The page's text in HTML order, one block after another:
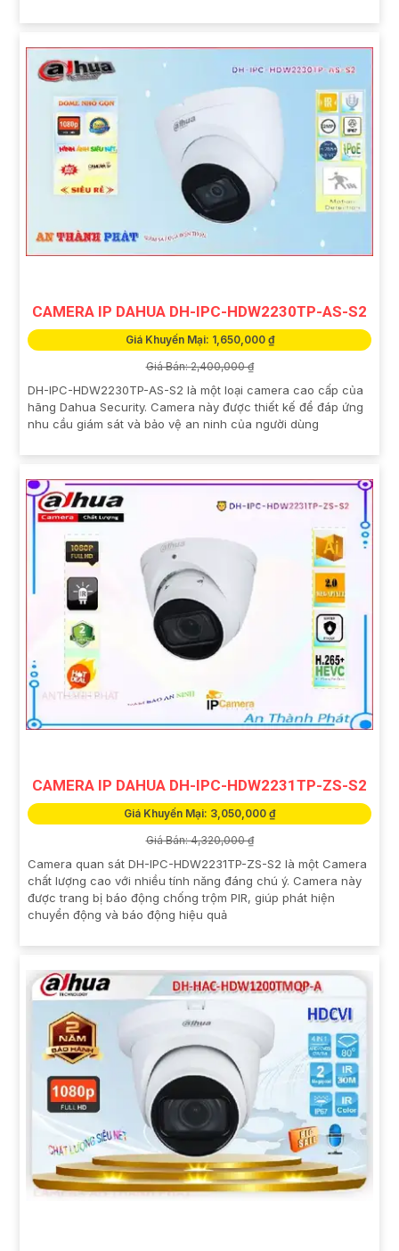
CAMERA IP DAHUA DH-IPC-HDW2230TP-AS-S2
Giá Khuyến Mại: 1,650,000 ₫
Giá Bán: 2,400,000 ₫
DH-IPC-HDW2230TP-AS-S2 là một loại camera cao cấp của
hãng Dahua Security. Camera này được thiết kế để đáp ứng
nhu cầu giám sát và bảo vệ an ninh của người dùng
CAMERA IP DAHUA DH-IPC-HDW2231TP-ZS-S2
Giá Khuyến Mại: 3,050,000 ₫
Giá Bán: 4,320,000 ₫
Camera quan sát DH-IPC-HDW2231TP-ZS-S2 là một Camera
chất lượng cao với nhiều tính năng đáng chú ý. Camera này
được trang bị báo động chống trộm PIR, giúp phát hiện
chuyển động và báo động hiệu quả